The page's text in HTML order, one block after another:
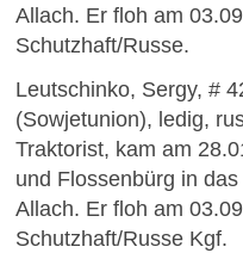
Allach. Er floh am
Schutzhaft/Russe.
Leutschinko, Sergy, #
(Sowjetunion), ledig,
Traktorist, kam am
und Flossenbürg in
Allach. Er floh am
Schutzhaft/Russe Kgf.